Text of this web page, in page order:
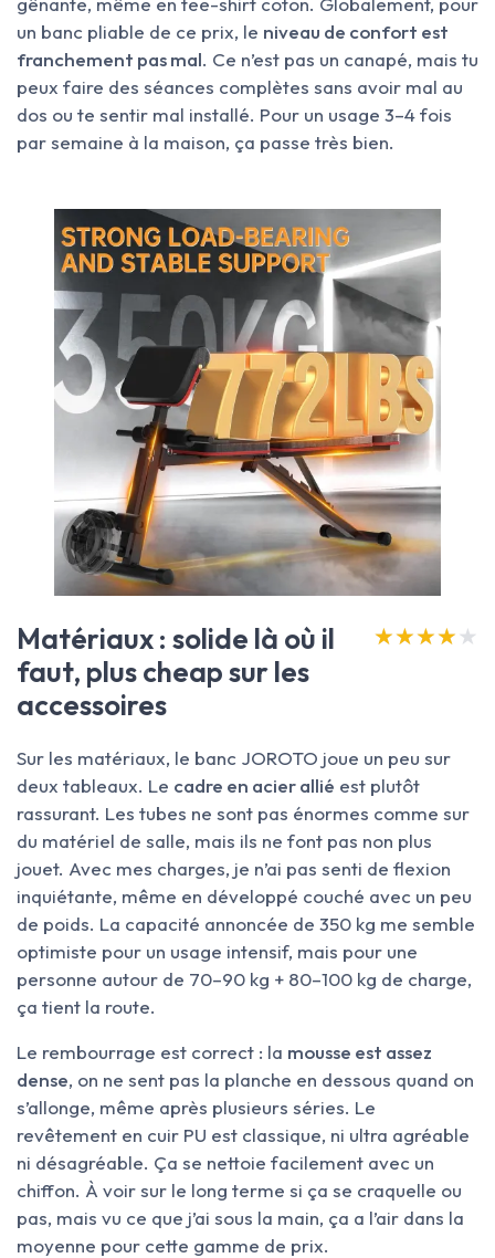
un banc pliable de ce prix, le niveau de confort est
franchement pas mal. Ce n’est pas un canapé, mais tu
peux faire des séances complètes sans avoir mal au
dos ou te sentir mal installé. Pour un usage 3–4 fois
par semaine à la maison, ça passe très bien.
Matériaux : solide là où il
faut, plus cheap sur les
accessoires
★★★★★
★★★★★
Sur les matériaux, le banc JOROTO joue un peu sur
deux tableaux. Le cadre en acier allié est plutôt
rassurant. Les tubes ne sont pas énormes comme sur
du matériel de salle, mais ils ne font pas non plus
jouet. Avec mes charges, je n’ai pas senti de flexion
inquiétante, même en développé couché avec un peu
de poids. La capacité annoncée de 350 kg me semble
optimiste pour un usage intensif, mais pour une
personne autour de 70–90 kg + 80–100 kg de charge,
ça tient la route.
Le rembourrage est correct : la mousse est assez
dense, on ne sent pas la planche en dessous quand on
s’allonge, même après plusieurs séries. Le
revêtement en cuir PU est classique, ni ultra agréable
ni désagréable. Ça se nettoie facilement avec un
chiffon. À voir sur le long terme si ça se craquelle ou
pas, mais vu ce que j’ai sous la main, ça a l’air dans la
moyenne pour cette gamme de prix.